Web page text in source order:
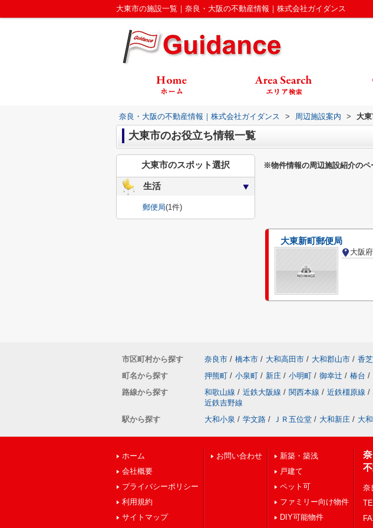
大東市の施設一覧｜奈良・大阪の不動産情報｜株式会社ガイダンス
奈良・大阪の不動産情報｜株式会社ガイダンス > 周辺施設案内 > 大
大東市のお役立ち情報一覧
※物件情報の周辺施設紹介のペ
大東新町郵便局
大阪
大東市のスポット選択
生活
郵便局(1件)
市区町村から探す 奈良市 / 橋本市 / 大和高田市 / 大和郡山市 / 香
町名から探す
押熊町 / 小泉町 / 新庄 / 小明町 / 御幸辻 / 椿台 /
路線から探す
和歌山線 / 近鉄大阪線 / 関西本線 / 近鉄橿原線 /
近鉄吉野線
駅から探す
大和小泉 / 学文路 / ＪＲ五位堂 / 大和新庄 / 大
ホーム
会社概要
プライバシーポリシー
利用規約
サイトマップ
お問い合わせ
新築・築浅
戸建て
ペット可
ファミリー向け物件
DIY可能物件
奈